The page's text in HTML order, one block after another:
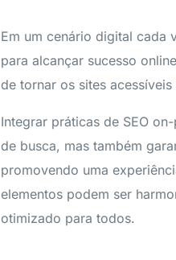
Em um cenário digital cada
para alcançar sucesso
de tornar os sites
Integrar práticas de SEO
de busca, mas também
promovendo uma
elementos podem ser
otimizado para todos.